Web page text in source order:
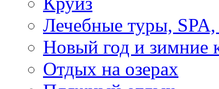
Лечебные туры, SPA,
Новый год и зимние
Отдых на озерах